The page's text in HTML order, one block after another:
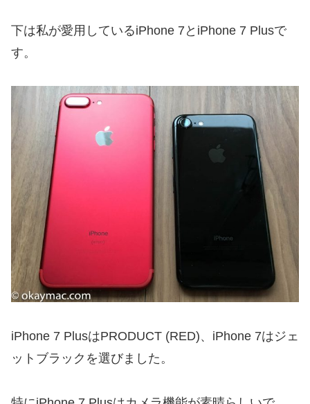
下は私が愛用しているiPhone 7とiPhone 7 Plusで
す。
iPhone 7 PlusはPRODUCT (RED)、iPhone 7はジェ
ットブラックを選びました。